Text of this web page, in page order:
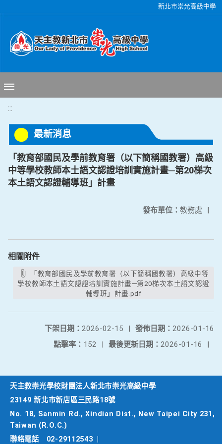
新北市崇光高級中學
:::
最新消息
「教育部國民及學前教育署（以下簡稱國教署）高級
中等學校教師本土語文認證培訓實施計畫─第20梯次
本土語文認證輔導班」計畫
發布單位： 教務處 |
相關附件
學校教師本土語文認證培訓實施計畫─第20梯次本土語文認證
輔導班」計畫.pdf
發佈日期： 2026-01-16
下架日期： 2026-02-15
|
最後更新日期： 2026-01-16 |
點擊率： 152 |
天主教崇光學校財團法人新北市崇光高級中學
23149 新北市新店區三民路18號
No. 18, Sanmin Rd., Xindian Dist., New Taipei City 231,
Taiwan (R.O.C.)
聯絡電話
02-29112543